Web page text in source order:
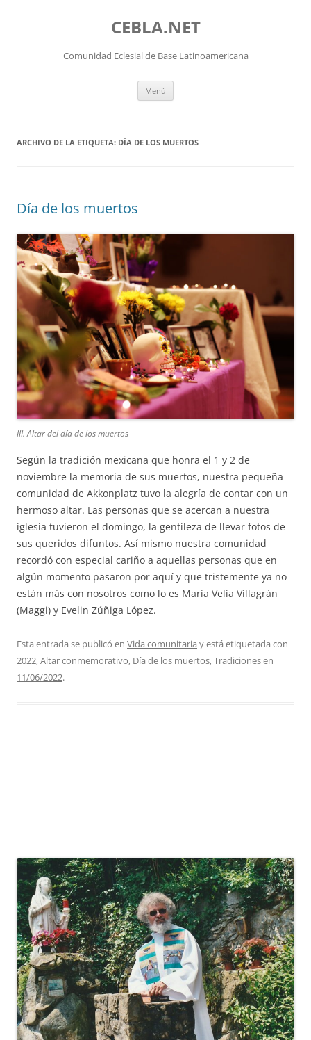
CEBLA.NET
Comunidad Eclesial de Base Latinoamericana
Menú
ARCHIVO DE LA ETIQUETA: DÍA DE LOS MUERTOS
Día de los muertos
III. Altar del día de los muertos
Según la tradición mexicana que honra el 1 y 2 de
noviembre la memoria de sus muertos, nuestra pequeña
comunidad de Akkonplatz tuvo la alegría de contar con un
hermoso altar. Las personas que se acercan a nuestra
iglesia tuvieron el domingo, la gentileza de llevar fotos de
sus queridos difuntos. Así mismo nuestra comunidad
recordó con especial cariño a aquellas personas que en
algún momento pasaron por aquí y que tristemente ya no
están más con nosotros como lo es María Velia Villagrán
(Maggi) y Evelin Zúñiga López.
Esta entrada se publicó en Vida comunitaria y está etiquetada con
2022,Altar conmemorativo, Día de los muertos,Tradicionesen
11/06/2022.